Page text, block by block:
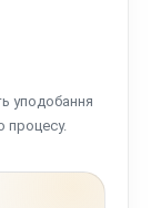
уподобання
процесу.